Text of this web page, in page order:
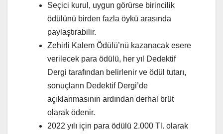
Seçici kurul, uygun görürse birincilik
ödülünü birden fazla öykü arasında
paylaştırabilir.
Zehirli Kalem Ödülü’nü kazanacak esere
verilecek para ödülü, her yıl Dedektif
Dergi tarafından belirlenir ve ödül tutarı,
sonuçların Dedektif Dergi’de
açıklanmasının ardından derhal brüt
olarak ödenir.
2022 yılı için para ödülü 2.000 Tl. olarak